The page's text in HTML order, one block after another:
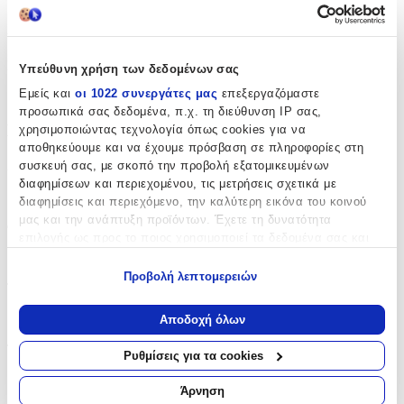
Υπεύθυνη χρήση των δεδομένων σας
Εμείς και οι 1022 συνεργάτες μας επεξεργαζόμαστε
προσωπικά σας δεδομένα, π.χ. τη διεύθυνση IP σας,
χρησιμοποιώντας τεχνολογία όπως cookies για να
αποθηκεύουμε και να έχουμε πρόσβαση σε πληροφορίες στη
συσκευή σας, με σκοπό την προβολή εξατομικευμένων
διαφημίσεων και περιεχομένου, τις μετρήσεις σχετικά με
διαφημίσεις και περιεχόμενο, την καλύτερη εικόνα του κοινού
μας και την ανάπτυξη προϊόντων. Έχετε τη δυνατότητα
Να συλλέξουμε πληροφορίες σχετικά με τη γεωγραφική
σας τοποθεσία, οι οποίες μπορεί να είναι ακριβείς σε
απόσταση μερικών μέτρων
Να αναγνωρίσουμε τη συσκευή σας σαρώνοντας ενεργά
για συγκεκριμένα χαρακτηριστικά (δακτυλικό αποτύπωμα)
Προβολή λεπτομερειών
Αποδοχή όλων
Ρυθμίσεις για τα cookies
Άρνηση
Χαρακτηριστικά
Κατασκευαστής:
Polo
Βασικά Χαρακτηριστικά
Χρώμα:
Φούξια
Φύλο
Τάξη
Δημοτικού